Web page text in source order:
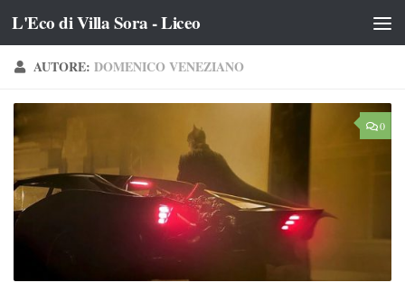
Salta al contenuto
L'Eco di Villa Sora - Liceo
AUTORE: DOMENICO VENEZIANO
0